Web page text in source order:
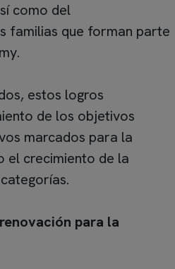
como del
familias que forman parte
estos logros
de los objetivos
marcados para la
el crecimiento de la
para la